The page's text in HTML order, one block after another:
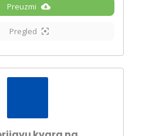
Preuzmi
Pregled